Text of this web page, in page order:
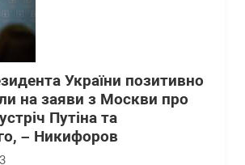
України позитивно
на заяви з Москви про
Путіна та
– Никифоров